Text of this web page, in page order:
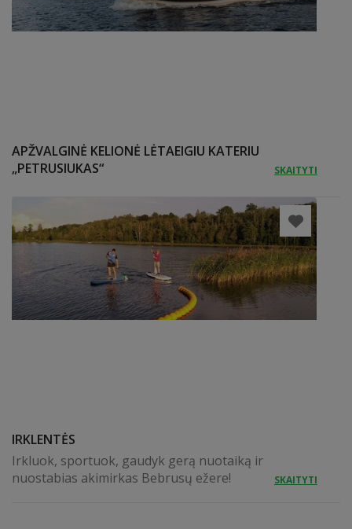
APŽVALGINĖ KELIONĖ LĖTAEIGIU KATERIU
„PETRUSIUKAS“
SKAITYTI
IRKLENTĖS
Irkluok, sportuok, gaudyk gerą nuotaiką ir
nuostabias akimirkas Bebrusų ežere!
SKAITYTI